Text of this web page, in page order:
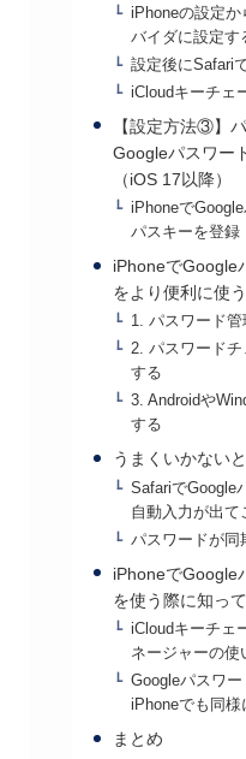
iPhoneの設定か
バイダに設定す
設定後にSafari
iCloudキーチェ
【設定方法③】
Googleパスワー
（iOS 17以降）
iPhoneで
パスキーを登録
iPhoneでGoogle
をより便利に使
1. パスワード
2. パスワード
する
3. Androidや
する
うまくいかない
SafariでGoogle
自動入力が出て
パスワードが同
iPhoneでGoogle
を使う際に知っ
iCloudキーチェ
ネージャーの使
Googleパスワ
iPhoneでも同様
まとめ